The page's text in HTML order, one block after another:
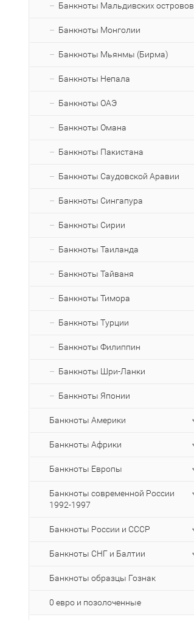
Банкноты Мальдивских островов
Банкноты Монголии
Банкноты Мьянмы (Бирма)
Банкноты Непала
Банкноты ОАЭ
Банкноты Омана
Банкноты Пакистана
Банкноты Саудовской Аравии
Банкноты Сингапура
Банкноты Сирии
Банкноты Таиланда
Банкноты Тайваня
Банкноты Тимора
Банкноты Турции
Банкноты Филиппин
Банкноты Шри-Ланки
Банкноты Японии
Банкноты Америки
Банкноты Африки
Банкноты Европы
Банкноты современной России
1992-1997
Банкноты России и СССР
Банкноты СНГ и Балтии
Банкноты образцы Гознак
0 евро и позолоченные